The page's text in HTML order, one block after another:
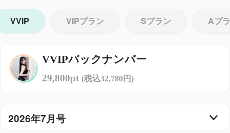
VVIP VIPプラン Sプラン Aプ
VVIPバックナンバー
29,800pt (税込32,780円)
2026年7月号